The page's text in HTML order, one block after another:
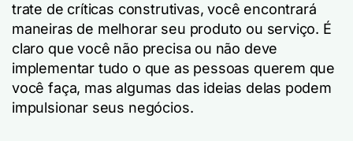
trate de críticas construtivas, você encontrará
maneiras de melhorar seu produto ou serviço. É
claro que você não precisa ou não deve
implementar tudo o que as pessoas querem que
você faça, mas algumas das ideias delas podem
impulsionar seus negócios.